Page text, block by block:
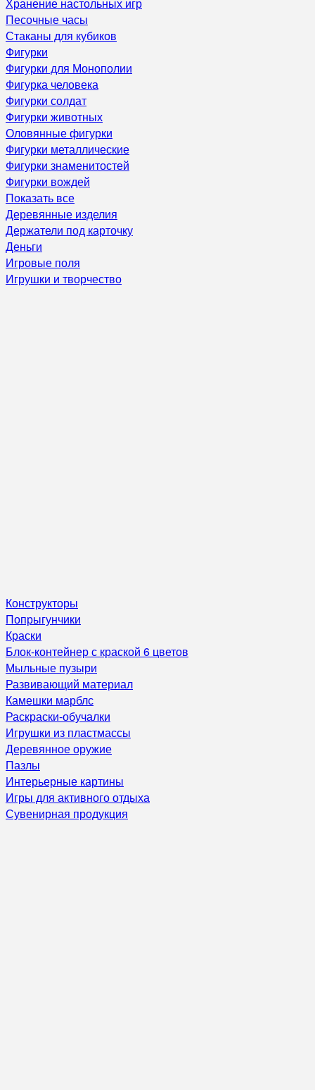
Песочные часы
Стаканы для кубиков
Фигурки
Фигурки для Монополии
Фигурка человека
Фигурки солдат
Фигурки животных
Оловянные фигурки
Фигурки металлические
Фигурки знаменитостей
Фигурки вождей
Показать все
Деревянные изделия
Держатели под карточку
Деньги
Игровые поля
Игрушки и творчество
Конструкторы
Попрыгунчики
Краски
Блок-контейнер с краской 6 цветов
Мыльные пузыри
Развивающий материал
Камешки марблс
Раскраски-обучалки
Игрушки из пластмассы
Деревянное оружие
Пазлы
Интерьерные картины
Игры для активного отдыха
Сувенирная продукция